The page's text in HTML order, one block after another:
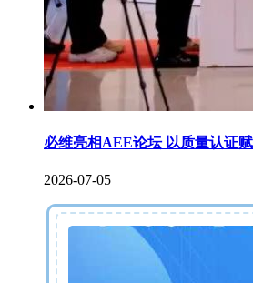
必维亮相AEE论坛 以质量认证
2026-07-05